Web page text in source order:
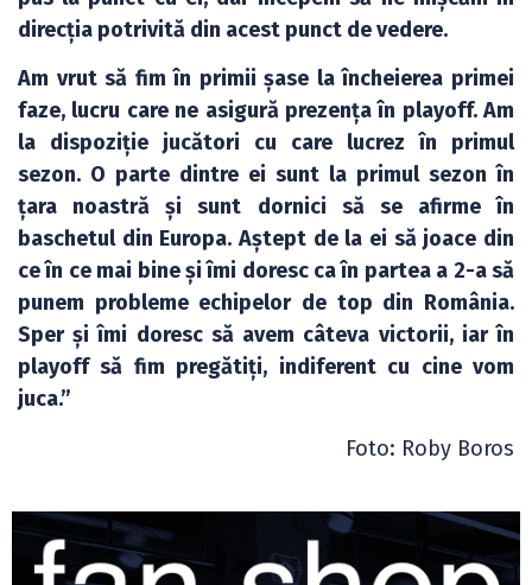
direcția potrivită din acest punct de vedere.
Am vrut să fim în primii șase la încheierea primei
faze, lucru care ne asigură prezența în playoff. Am
la dispoziție jucători cu care lucrez în primul
sezon. O parte dintre ei sunt la primul sezon în
țara noastră și sunt dornici să se afirme în
baschetul din Europa. Aștept de la ei să joace din
ce în ce mai bine și îmi doresc ca în partea a 2-a să
punem probleme echipelor de top din România.
Sper și îmi doresc să avem câteva victorii, iar în
playoff să fim pregătiți, indiferent cu cine vom
juca.”
Foto: Roby Boros